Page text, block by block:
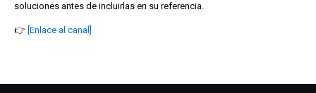
soluciones antes de incluirlas en su referencia.
👉 [Enlace al canal]